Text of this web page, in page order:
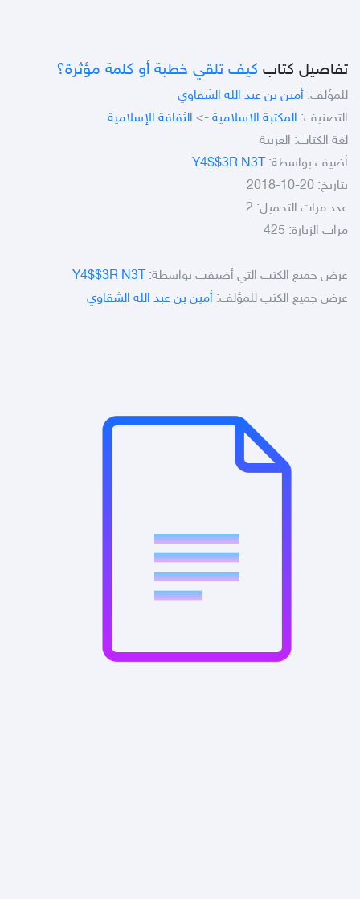
تفاصيل كتاب كيف تلقي خطبة أو كلمة مؤثرة؟
للمؤلف: أمين بن عبد الله الشقاوي
التصنيف: المكتبة الاسلامية -> الثقافة الإسلامية
لغة الكتاب: العربية
أضيف بواسطة: Y4$$3R N3T
بتاريخ: 20-10-2018
عدد مرات التحميل: 2
مرات الزيارة: 425
عرض جميع الكتب التي أضيفت بواسطة: Y4$$3R N3T
عرض جميع الكتب للمؤلف: أمين بن عبد الله الشقاوي